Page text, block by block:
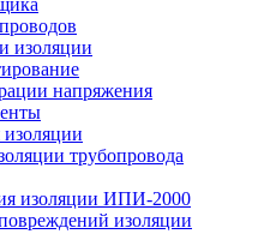
изоляции
напряжения
трубопровода
изоляции ИПИ-2000
изоляции